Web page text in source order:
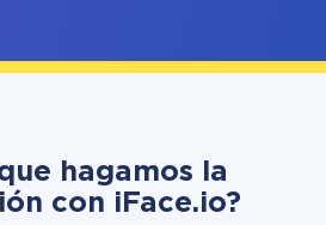
hagamos la
con iFace.io?